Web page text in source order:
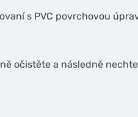
s PVC povrchovou
očistěte a následně